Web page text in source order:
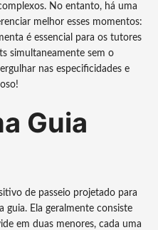
No entanto, há uma
melhor esses momentos:
é essencial para os tutores
simultaneamente sem o
nas especificidades e
Guia
de passeio projetado para
guia. Ela geralmente consiste
em duas menores, cada uma